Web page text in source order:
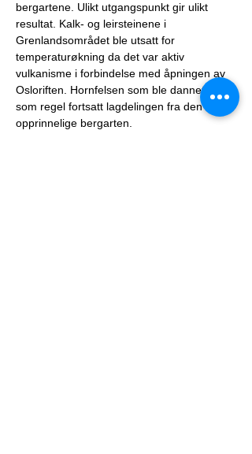
bergartene. Ulikt utgangspunkt gir ulikt
resultat. Kalk- og leirsteinene i
Grenlandsområdet ble utsatt for
temperaturøkning da det var aktiv
vulkanisme i forbindelse med åpningen av
Osloriften. Hornfelsen som ble dannet viser
som regel fortsatt lagdelingen fra den
opprinnelige bergarten.